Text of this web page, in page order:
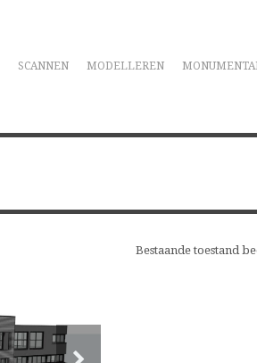
SCANNEN MODELLEREN
Bestaande toestand